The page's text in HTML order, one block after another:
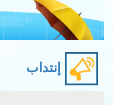
إنتداب